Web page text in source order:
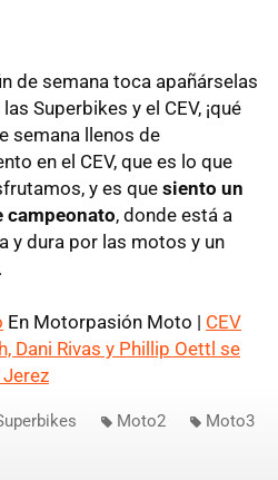
de semana toca apañárselas
Superbikes y el CEV, ¡qué
semana llenos de
en el CEV, que es lo que
y es que siento un
campeonato, donde está a
y dura por las motos y un
En Motorpasión Moto | CEV
Dani Rivas y Phillip Oettl se
Moto2 Moto3